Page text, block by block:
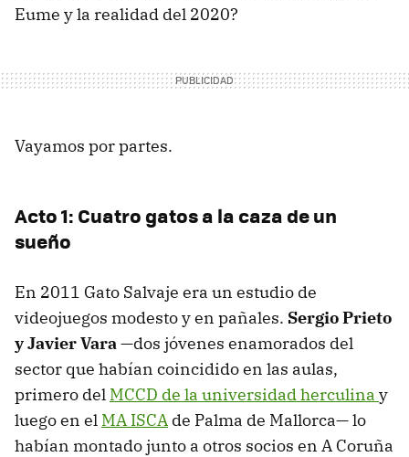
Eume y la realidad del 2020?
Vayamos por partes.
Acto 1: Cuatro gatos a la caza de un
sueño
En 2011 Gato Salvaje era un estudio de
videojuegos modesto y en pañales. Sergio Prieto
y Javier Vara—dos jóvenes enamorados del
sector que habían coincidido en las aulas,
primero del MCCD de la universidad herculina y
luego en el MA ISCA de Palma de Mallorca— lo
habían montado junto a otros socios en A Coruña